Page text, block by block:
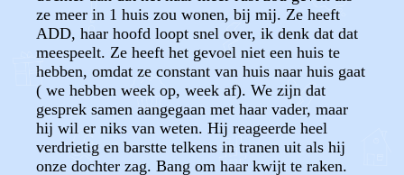
ze meer in 1 huis zou wonen, bij mij. Ze heeft
ADD, haar hoofd loopt snel over, ik denk dat dat
meespeelt. Ze heeft het gevoel niet een huis te
hebben, omdat ze constant van huis naar huis gaat
( we hebben week op, week af). We zijn dat
gesprek samen aangegaan met haar vader, maar
hij wil er niks van weten. Hij reageerde heel
verdrietig en barstte telkens in tranen uit als hij
onze dochter zag. Bang om haar kwijt te raken.